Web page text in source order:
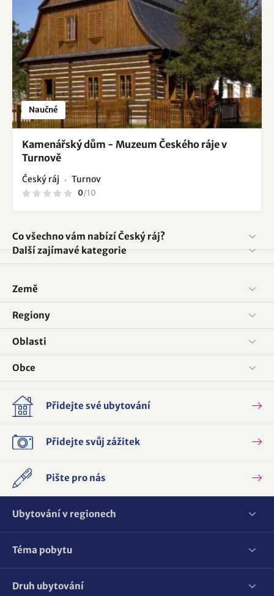
Naučné
Kamenářský dům - Muzeum Českého ráje v
Turnově
Český ráj Turnov
0/10
Co všechno vám nabízí Český ráj?
Další zajímavé kategorie
Země
Regiony
Oblasti
Obce
Přidejte své ubytování
Přidejte svůj zážitek
Pište pro nás
Ubytování v regionech
Téma pobytu
Druh ubytování